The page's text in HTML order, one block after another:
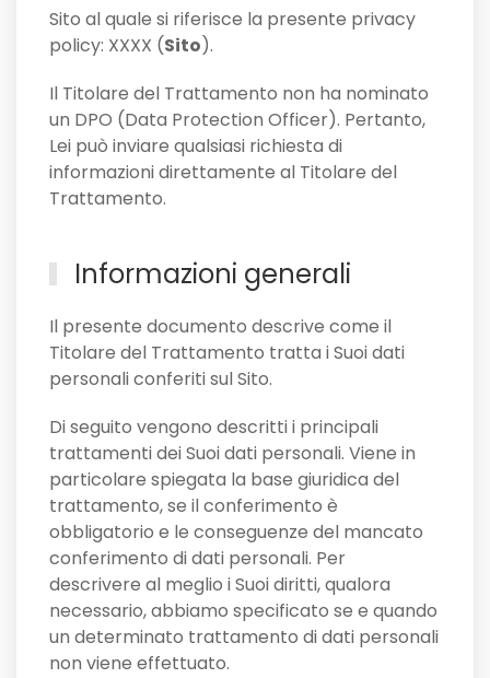
Sito al quale si riferisce la presente privacy
policy: XXXX (Sito).
Il Titolare del Trattamento non ha nominato
un DPO (Data Protection Officer). Pertanto,
Lei può inviare qualsiasi richiesta di
informazioni direttamente al Titolare del
Trattamento.
Informazioni generali
Il presente documento descrive come il
Titolare del Trattamento tratta i Suoi dati
personali conferiti sul Sito.
Di seguito vengono descritti i principali
trattamenti dei Suoi dati personali. Viene in
particolare spiegata la base giuridica del
trattamento, se il conferimento è
obbligatorio e le conseguenze del mancato
conferimento di dati personali. Per
descrivere al meglio i Suoi diritti, qualora
necessario, abbiamo specificato se e quando
un determinato trattamento di dati personali
non viene effettuato.